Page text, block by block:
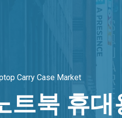
Carry Case Market
트북 휴